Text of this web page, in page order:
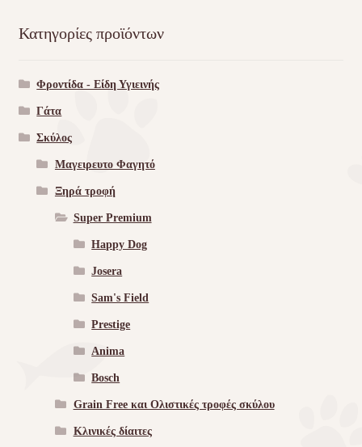
Κατηγορίες προϊόντων
Φροντίδα - Είδη Υγιεινής
Γάτα
Σκύλος
Μαγειρευτο Φαγητό
Ξηρά τροφή
Super Premium
Happy Dog
Josera
Sam's Field
Prestige
Anima
Bosch
Grain Free και Ολιστικές τροφές σκύλου
Κλινικές δίαιτες